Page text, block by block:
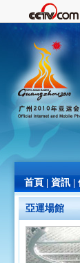
首頁 資訊
亞運場館